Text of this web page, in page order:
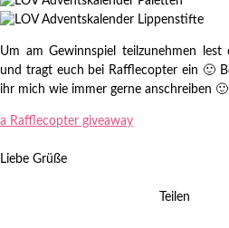
Um am Gewinnspiel teilzunehmen lest
und tragt euch bei Rafflecopter ein 🙂
ihr mich wie immer gerne anschreiben 🙂
a Rafflecopter giveaway
Liebe Grüße
Teilen